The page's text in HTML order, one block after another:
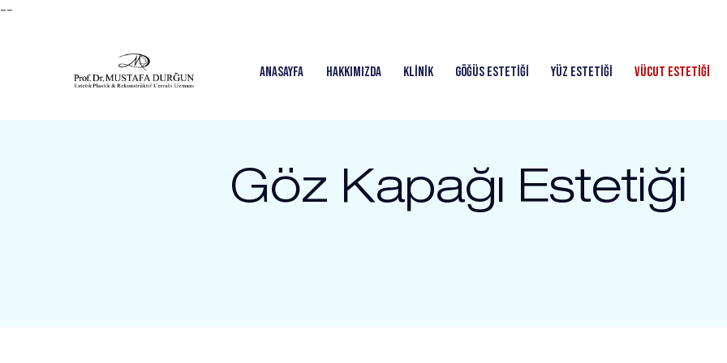
--
Anasayfa Hakkımızda Klinik Göğüs Estetiği Yüz Estetiği Vücut Estetiği
Göz Kapağı Estetiği